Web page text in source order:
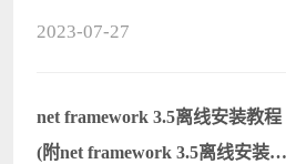
些： 答：手机淘汰了iPhone 6
及????
2023-07-27
net framework 3.5离线安装教程
(附net framework 3.5离线安装